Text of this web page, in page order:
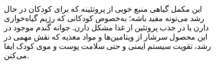
این مکمل گیاهی منبع خوبی از پروتئینه که برای کودکان در حال
رشد می‌تونه مفید باشه؛ به‌خصوص کودکانی که رژیم گیاه‌خواری
دارن یا در جذب پروتئین از غذا مشکل دارن. جوانه گندم موجود در
این محصول سرشار از ویتامین‌ها و مواد مغذیه که نقش مهمی در
رشد، تقویت سیستم ایمنی و حتی سلامت پوست و موی کودک ایفا
می‌کنن.